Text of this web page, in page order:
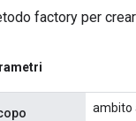
factory per
ambito